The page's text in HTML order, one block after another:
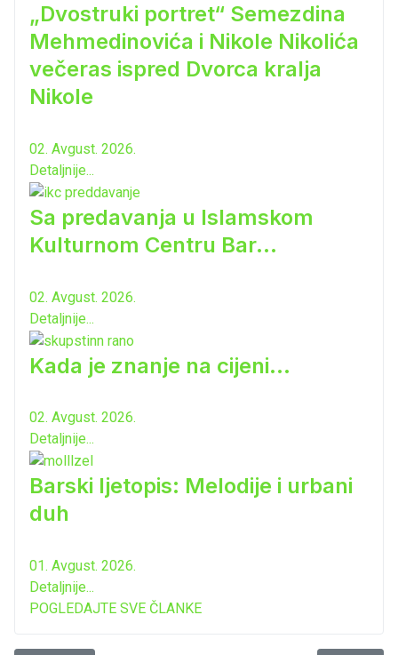
„Dvostruki portret“ Semezdina
Mehmedinovića i Nikole Nikolića
večeras ispred Dvorca kralja
Nikole
02. Avgust. 2026.
Detaljnije...
Sa predavanja u Islamskom
Kulturnom Centru Bar...
02. Avgust. 2026.
Detaljnije...
Kada je znanje na cijeni...
02. Avgust. 2026.
Detaljnije...
Barski ljetopis: Melodije i urbani
duh
01. Avgust. 2026.
Detaljnije...
POGLEDAJTE SVE ČLANKE